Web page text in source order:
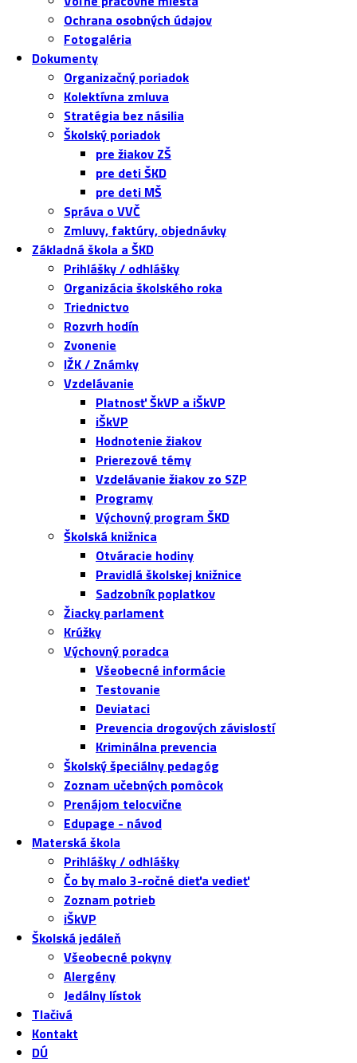
Ochrana osobných údajov
Fotogaléria
Dokumenty
Organizačný poriadok
Kolektívna zmluva
Stratégia bez násilia
Školský poriadok
pre žiakov ZŠ
pre deti ŠKD
pre deti MŠ
Správa o VVČ
Zmluvy, faktúry, objednávky
Základná škola a ŠKD
Prihlášky / odhlášky
Organizácia školského roka
Triednictvo
Rozvrh hodín
Zvonenie
IŽK / Známky
Vzdelávanie
Platnosť ŠkVP a iŠkVP
iŠkVP
Hodnotenie žiakov
Prierezové témy
Vzdelávanie žiakov zo SZP
Programy
Výchovný program ŠKD
Školská knižnica
Otváracie hodiny
Pravidlá školskej knižnice
Sadzobník poplatkov
Žiacky parlament
Krúžky
Výchovný poradca
Všeobecné informácie
Testovanie
Deviataci
Prevencia drogových závislostí
Kriminálna prevencia
Školský špeciálny pedagóg
Zoznam učebných pomôcok
Prenájom telocvične
Edupage - návod
Materská škola
Prihlášky / odhlášky
Čo by malo 3-ročné dieťa vedieť
Zoznam potrieb
iŠkVP
Školská jedáleň
Všeobecné pokyny
Alergény
Jedálny lístok
Tlačivá
Kontakt
DÚ